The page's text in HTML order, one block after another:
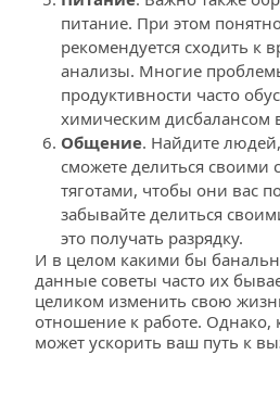
питание. При этом
рекомендуется сходить к
анализы. Многие
продуктивности часто
химическим дисбалансом
Общение. Найдите
сможете делиться своими
тяготами, чтобы они вас
забывайте делиться
это получать разрядку.
И в целом какими бы
данные советы часто их
целиком изменить свою
отношение к работе. Однако,
может ускорить ваш путь к